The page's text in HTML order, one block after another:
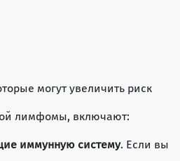
могут увеличить риск
лимфомы, включают:
иммунную систему. Если вы